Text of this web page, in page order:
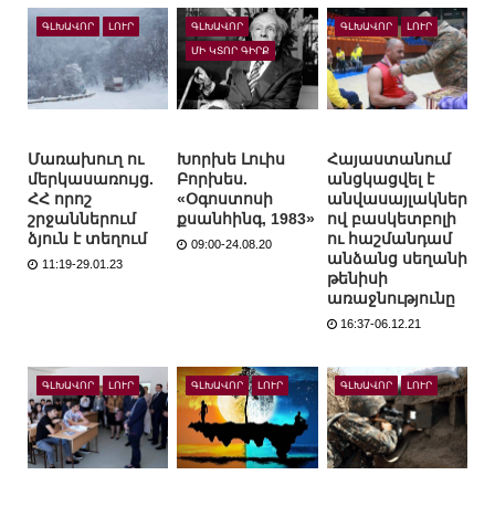
ԳԼԽԱՎՈՐ ԼՈՒՐ
Մառախուղ ու
մերկասառույց.
ՀՀ որոշ
շրջաններում
ձյուն է տեղում
11:19-29.01.23
ԳԼԽԱՎՈՐ
ՄԻ ԿՏՈՐ ԳԻՐՔ
Խորխե Լուիս
Բորխես.
«Օգոստոսի
քսանհինգ, 1983»
09:00-24.08.20
ԳԼԽԱՎՈՐ ԼՈՒՐ
Հայաստանում
անցկացվել է
անվասայլակներ
ով բասկետբոլի
ու հաշմանդամ
անձանց սեղանի
թենիսի
առաջնությունը
16:37-06.12.21
ԳԼԽԱՎՈՐ ԼՈՒՐ ԳԼԽԱՎՈՐ ԼՈՒՐ ԳԼԽԱՎՈՐ ԼՈՒՐ